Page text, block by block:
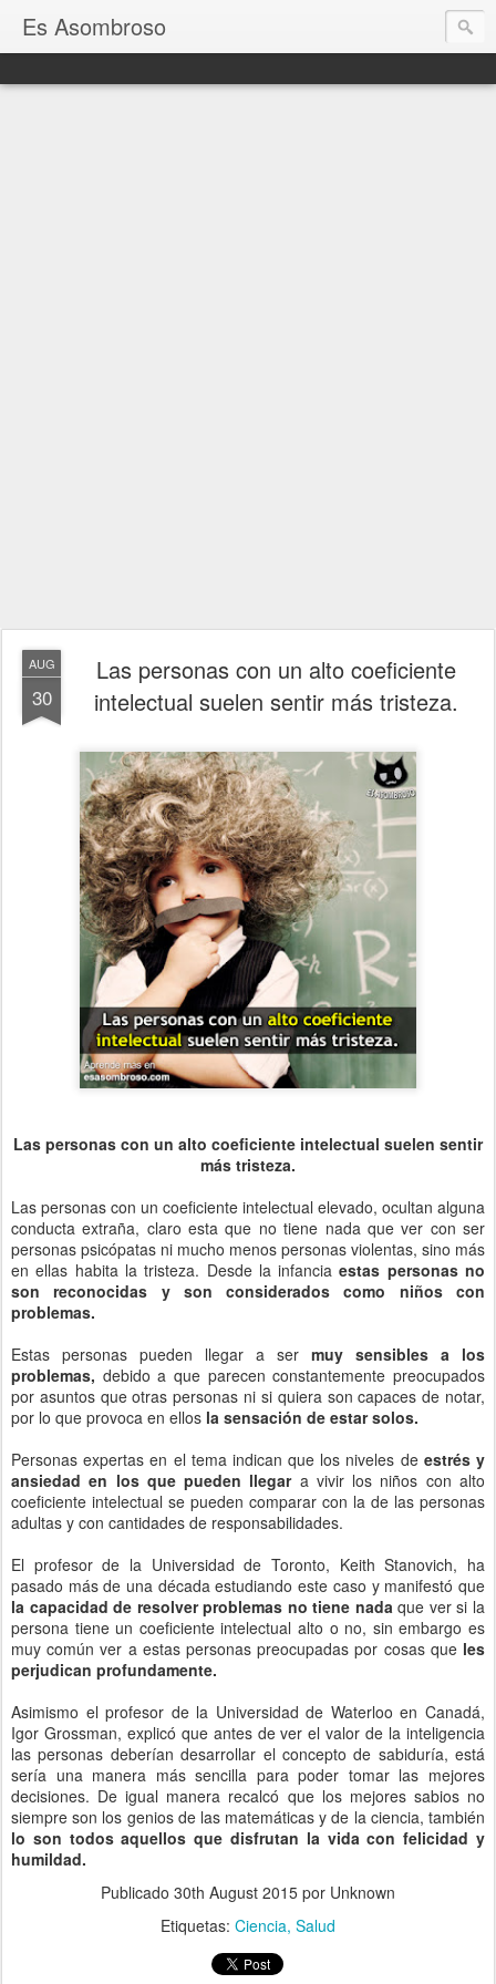
Es Asombroso
AUG
30
Las personas con un alto coeficiente
intelectual suelen sentir más tristeza.
Las personas con un alto coeficiente intelectual suelen sentir
más tristeza.
Las personas con un coeficiente intelectual elevado, ocultan alguna
conducta extraña, claro esta que no tiene nada que ver con ser
personas psicópatas ni mucho menos personas violentas, sino más
en ellas habita la tristeza. Desde la infanciaestas personas no
son reconocidas y son considerados como niños con
problemas.
Estas personas pueden llegar a ser muy sensibles a los
problemas, debido a que parecen constantemente preocupados
por asuntos que otras personas ni si quiera son capaces de notar,
por lo que provoca en ellos la sensación de estar solos.
Personas expertas en el tema indican que los niveles de estrés y
ansiedad en los que pueden llegara vivir los niños con alto
coeficiente intelectual se pueden comparar con la de las personas
adultas y con cantidades de responsabilidades.
El profesor de la Universidad de Toronto, Keith Stanovich, ha
pasado más de una década estudiando este caso y manifestó que
la capacidad de resolver problemas no tiene nadaque ver si la
persona tiene un coeficiente intelectual alto o no, sin embargo es
muy común ver a estas personas preocupadas por cosas que les
perjudican profundamente.
Asimismo el profesor de la Universidad de Waterloo en Canadá,
Igor Grossman, explicó que antes de ver el valor de la inteligencia
las personas deberían desarrollar el concepto de sabiduría, está
sería una manera más sencilla para poder tomar las mejores
decisiones. De igual manera recalcó que los mejores sabios no
siempre son los genios de las matemáticas y de la ciencia, también
lo son todos aquellos que disfrutan la vida con felicidad y
humildad.
Publicado 30th August 2015 por Unknown
Etiquetas: Ciencia Salud